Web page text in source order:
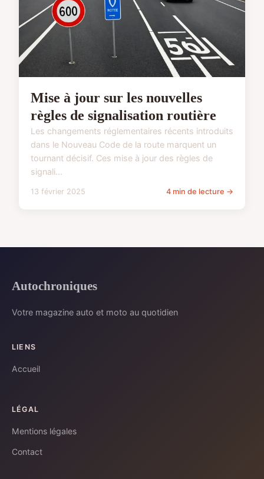
Mise à jour sur les nouvelles
règles de signalisation routière
Les changements réglementaires récents introduits
dans le Nouveau Code de la route marquent un
tournant décisif. Ces mise à jour des règles de
signali...
13 février 2025 4 min de lecture →
Autochroniques
Votre magazine auto et moto au quotidien
LIENS
Accueil
LÉGAL
Mentions légales
Contact